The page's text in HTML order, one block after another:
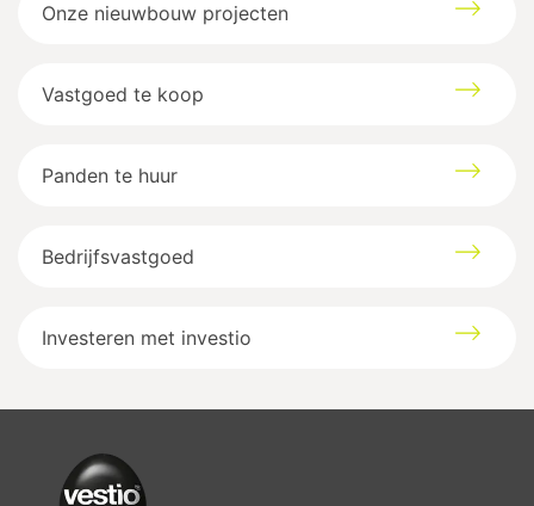
Onze nieuwbouw projecten
Vastgoed te koop
Panden te huur
Bedrijfsvastgoed
Investeren met investio